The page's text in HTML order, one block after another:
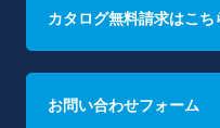
カタログ無料請求はこち
お問い合わせフォーム